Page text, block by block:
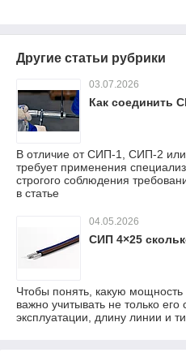
Другие статьи рубрики
03.07.2026
Как соединить
В отличие от СИП-1, СИП-2
требует применения
строгого соблюдения
в статье
04.05.2026
СИП 4×25
Чтобы понять, какую мощность
важно учитывать не только
эксплуатации, длину линии и